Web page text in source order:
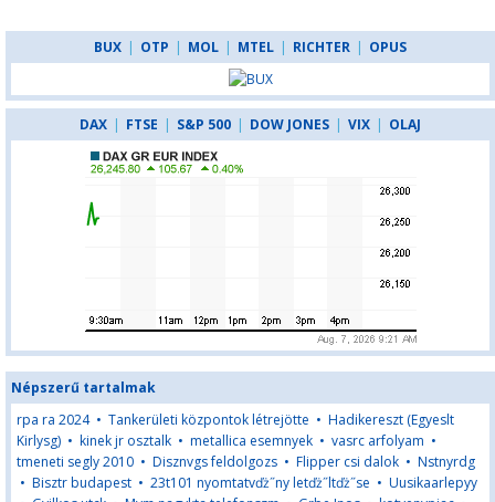
BUX | OTP | MOL | MTEL | RICHTER | OPUS
DAX | FTSE | S&P 500 | DOW JONES | VIX | OLAJ
Népszerű tartalmak
rpa ra 2024• Tankerületi központok létrejötte • Hadikereszt (Egyeslt
Kirlysg) • kinek jr osztalk • metallica esemnyek • vasrc arfolyam •
tmeneti segly 2010 • Disznvgs feldolgozs • Flipper csi dalok • Nstnyrdg
• Bisztr budapest • 23t101 nyomtatvďż˝ny letďż˝ltďż˝se • Uusikaarlepyy